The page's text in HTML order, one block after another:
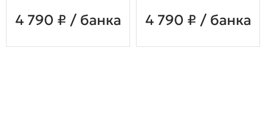
4 790 ₽ / банка 4 790 ₽ / банка